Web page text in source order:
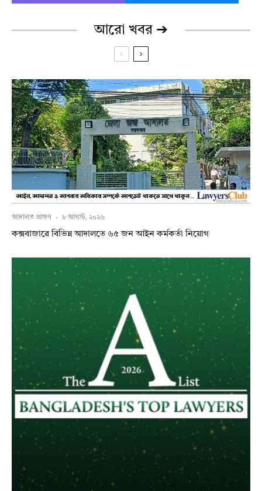
আরো খবর ➔
আদালত প্রাঙ্গণ · ৮ আগস্ট, ২০২৬
কক্সবাজারে বিভিন্ন আদালতে ৬৫ জন আইন কর্মকর্তা নিয়োগ